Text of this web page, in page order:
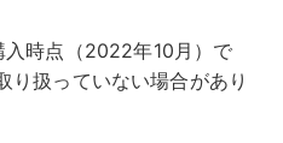
時点（2022年10月）で
り扱っていない場合があり